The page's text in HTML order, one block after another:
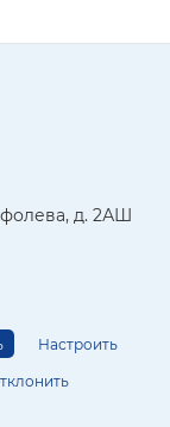
д. 2АШ
Настроить